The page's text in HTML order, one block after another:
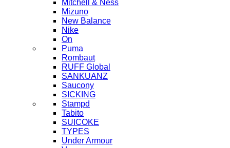
Mitchell & Ness
Mizuno
New Balance
Nike
On
Puma
Rombaut
RUFF Global
SANKUANZ
Saucony
SICKING
Stampd
Tabito
SUICOKE
TYPES
Under Armour